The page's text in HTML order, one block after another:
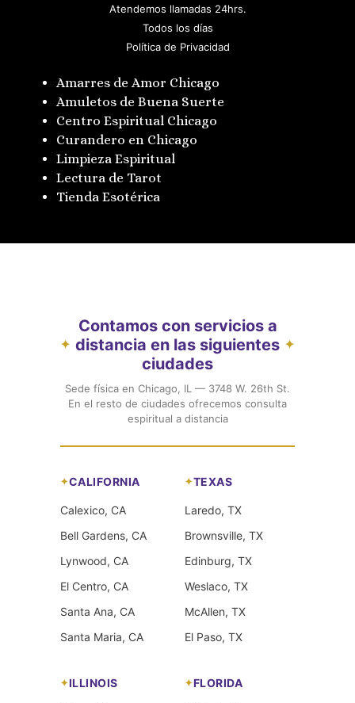
Atendemos llamadas 24hrs.
Todos los días
Política de Privacidad
Amarres de Amor Chicago
Amuletos de Buena Suerte
Centro Espiritual Chicago
Curandero en Chicago
Limpieza Espiritual
Lectura de Tarot
Tienda Esotérica
✦
Contamos con servicios a
distancia en las siguientes
ciudades
✦
Sede física en Chicago, IL — 3748 W. 26th St.
En el resto de ciudades ofrecemos consulta
espiritual a distancia
CALIFORNIA
Calexico, CA
Bell Gardens, CA
Lynwood, CA
El Centro, CA
Santa Ana, CA
Santa Maria, CA
TEXAS
Laredo, TX
Brownsville, TX
Edinburg, TX
Weslaco, TX
McAllen, TX
El Paso, TX
ILLINOIS FLORIDA